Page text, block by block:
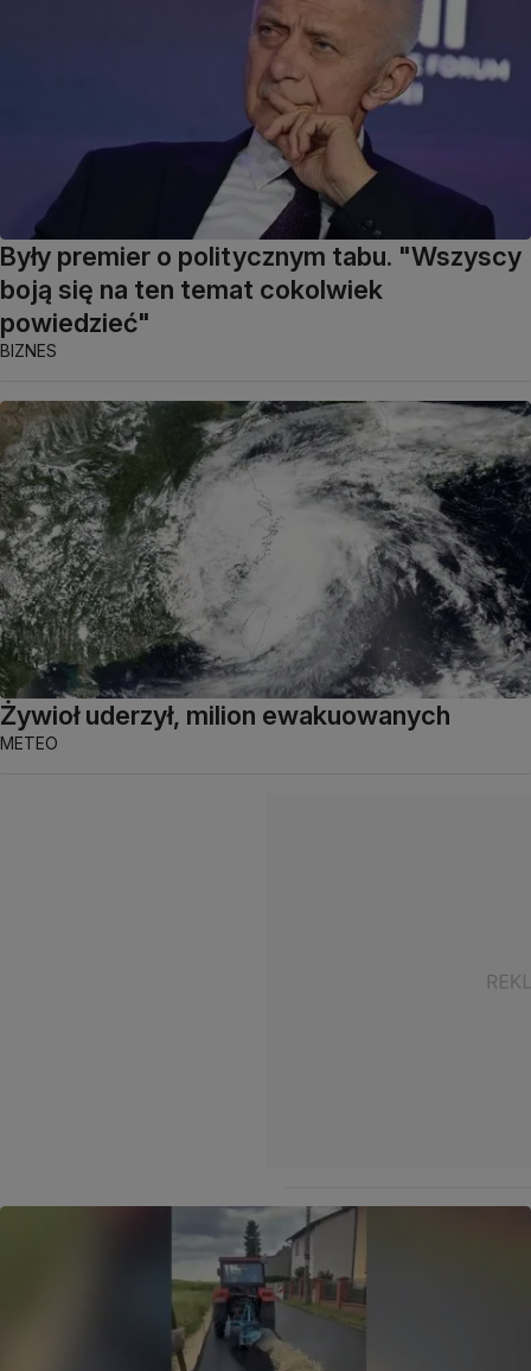
Były premier o politycznym tabu. "Wszyscy
boją się na ten temat cokolwiek
powiedzieć"
BIZNES
Żywioł uderzył, milion ewakuowanych
METEO